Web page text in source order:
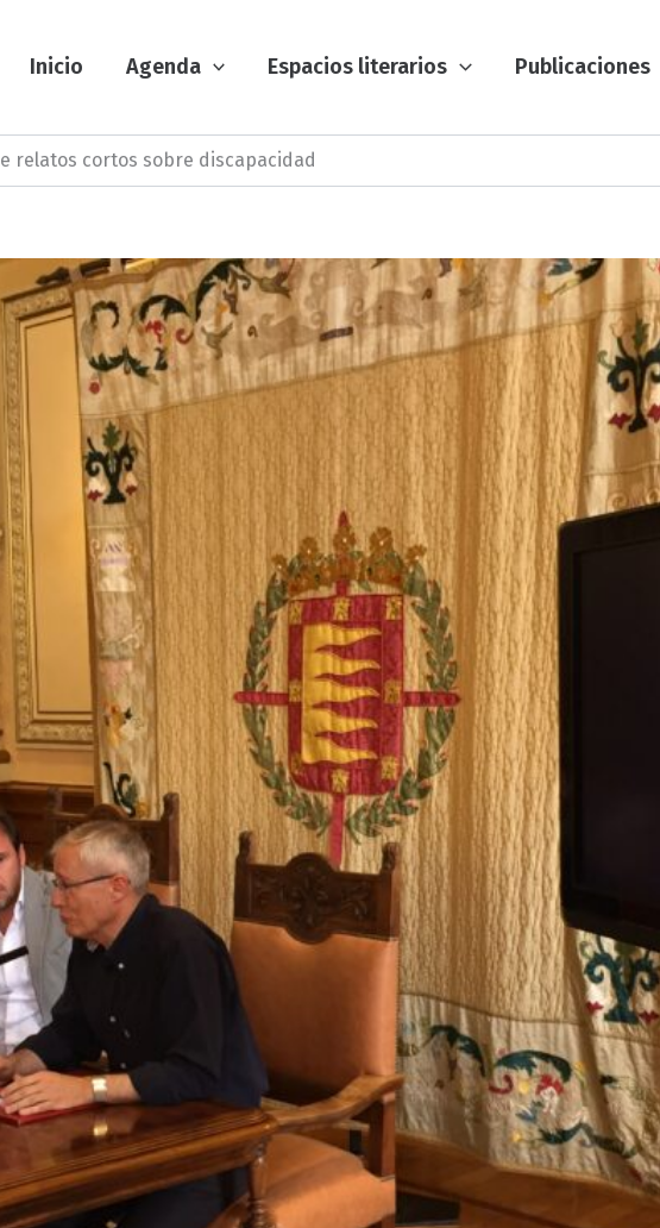
Inicio Agenda Espacios literarios Publicaciones
relatos cortos sobre discapacidad